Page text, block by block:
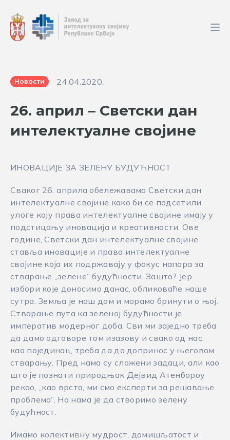
Новости 24.04.2020.
26. април – Светски дан
интелектуалне својине
ИНОВАЦИЈЕ ЗА ЗЕЛЕНУ БУДУЋНОСТ
Сваког 26. априла обележавамо Светски дан
интелектуалне својине како би се подсетили
улоге коју права интелектуалне својине имају у
подстицању иновација и креативности. Ове
године, Светски дан интелектуалне својине
ставља иновације и права интелектуалне
својине која их подржавају у фокус напора за
стварање „зелене“ будућности. Зашто? Јер
избори које доносимо данас, обликоваће наше
сутра. Земља је наш дом и морамо бринути о њој.
Стварање пута ка зеленој будућности је
императив модерног доба. Сви ми заједно треба
да дамо одговоре том изазову и свако од нас,
као појединац, треба да да допринос у његовом
стварању. Пред нама су сложени задаци, али као
што је познати природњак Дејвид Атенбороу
рекао, „као врста, ми смо експерти за решавање
проблема“. На нама је да створимо зелену
будућност.
Имамо колективну мудрост, домишљатост и